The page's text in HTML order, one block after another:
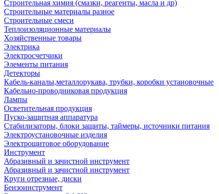
Строительная химия (смазки, реагенты, масла и др)
Строительные материалы разное
Строительные смеси
Теплоизоляционные материалы
Хозяйственные товары
Электрика
Электросчетчики
Элементы питания
Детекторы
Кабель-каналы,металлорукава, трубки, коробки установочные
Кабельно-проводниковая продукция
Лампы
Осветительная продукция
Пуско-защитная аппаратура
Стабилизаторы, блоки защиты, таймеры, источники питания
Электроустановочные изделия
Электрощитовое оборудование
Инструмент
Абразивный и зачистной инструмент
Абразивный и зачистной инструмент
Круги отрезные, диски
Бензоинструмент